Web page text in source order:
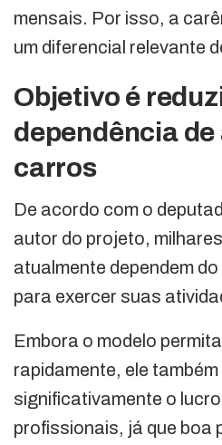
mensais. Por isso, a
um diferencial relevante
Objetivo é
dependência
carros
De acordo com o
autor do projeto,
atualmente dependem
para exercer suas
Embora o modelo
rapidamente, ele também
significativamente o
profissionais, já que boa